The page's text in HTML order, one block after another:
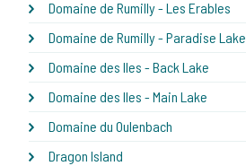
Domaine de Rumilly - Les Erables
Domaine de Rumilly - Paradise Lake
Domaine des Iles - Back Lake
Domaine des Iles - Main Lake
Domaine du Oulenbach
Dragon Island